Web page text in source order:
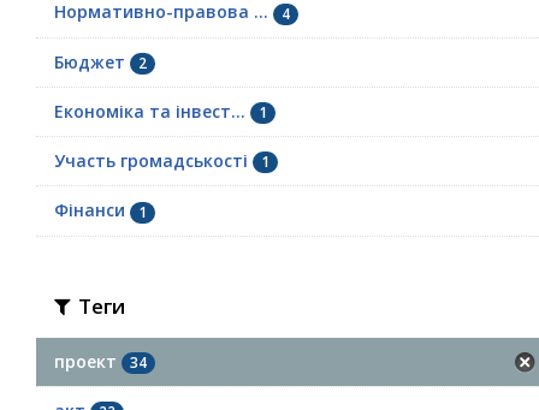
Нормативно-правова ... 4
Бюджет 2
Економіка та інвест... 1
Участь громадськості 1
Фінанси 1
Теги
проект 34